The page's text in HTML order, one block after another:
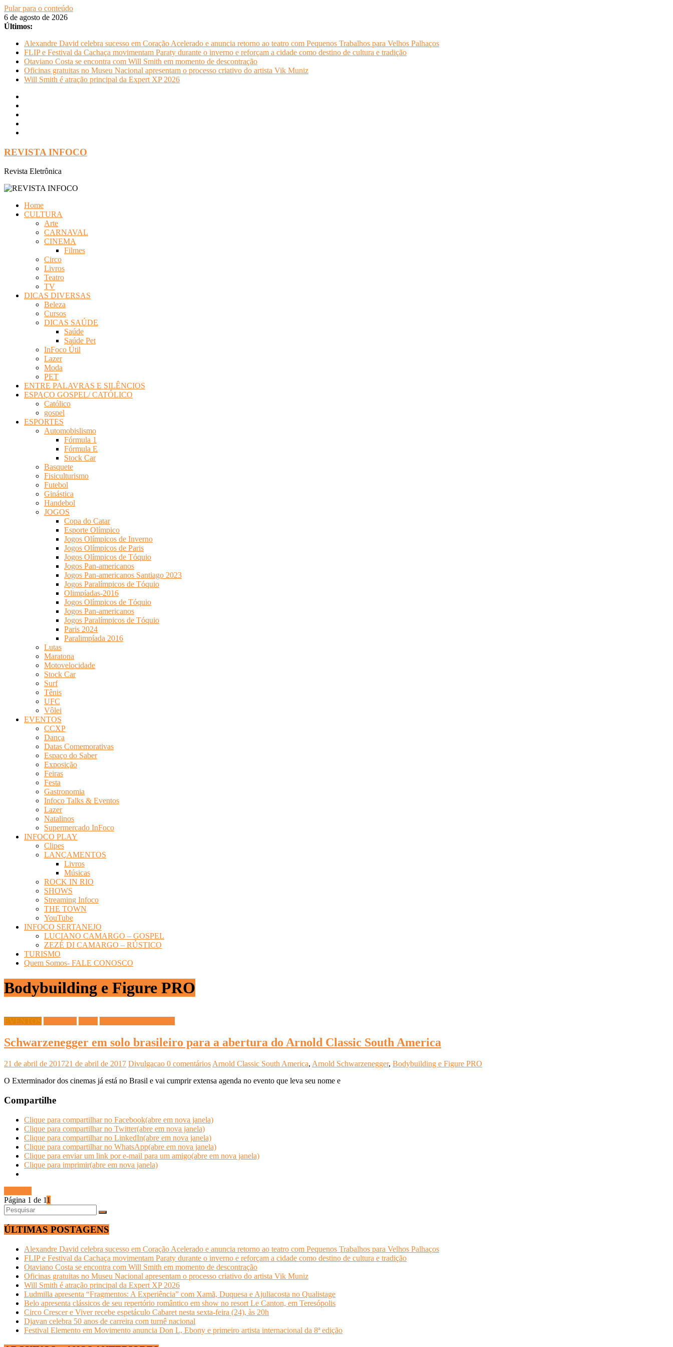
Pular para o conteúdo
6 de agosto de 2026
Últimos:
Alexandre David celebra sucesso em Coração Acelerado e anuncia retorno ao teatro com Pequenos Trabalhos para Velhos Palhaços
FLIP e Festival da Cachaça movimentam Paraty durante o inverno e reforçam a cidade como destino de cultura e tradição
Otaviano Costa se encontra com Will Smith em momento de descontração
Oficinas gratuitas no Museu Nacional apresentam o processo criativo do artista Vik Muniz
Will Smith é atração principal da Expert XP 2026
REVISTA INFOCO
Revista Eletrônica
Home
CULTURA
Arte
CARNAVAL
CINEMA
Filmes
Circo
Livros
Teatro
TV
DICAS DIVERSAS
Beleza
Cursos
DICAS SAÚDE
Saúde
Saúde Pet
InFoco Útil
Lazer
Moda
PET
ENTRE PALAVRAS E SILÊNCIOS
ESPAÇO GOSPEL/ CATÓLICO
Católico
gospel
ESPORTES
Automobislismo
Fórmula 1
Fórmula E
Stock Car
Basquete
Fisiculturismo
Futebol
Ginástica
Handebol
JOGOS
Copa do Catar
Esporte Olímpico
Jogos Olímpicos de Inverno
Jogos Olímpicos de Paris
Jogos Olímpicos de Tóquio
Jogos Pan-americanos
Jogos Pan-americanos Santiago 2023
Jogos Paralímpicos de Tóquio
Olimpíadas-2016
Jogos Olímpicos de Tóquio
Jogos Pan-americanos
Jogos Paralímpicos de Tóquio
Paris 2024
Paralimpíada 2016
Lutas
Maratona
Motovelocidade
Stock Car
Surf
Tênis
UFC
Vôlei
EVENTOS
CCXP
Dança
Datas Comemorativas
Espaço do Saber
Exposição
Feiras
Festa
Gastronomia
Infoco Talks & Eventos
Lazer
Natalinos
Supermercado InFoco
INFOCO PLAY
Clipes
LANÇAMENTOS
Livros
Músicas
ROCK IN RIO
SHOWS
Streaming Infoco
THE TOWN
YouTube
INFOCO SERTANEJO
LUCIANO CAMARGO – GOSPEL
ZEZÉ DI CAMARGO – RÚSTICO
TURISMO
Quem Somos- FALE CONOSCO
Bodybuilding e Figure PRO
EVENTOS
Schwarzenegger em solo brasileiro para a abertura do Arnold Classic South America
21 de abril de 201721 de abril de 2017 Divulgacao 0 comentários Arnold Classic South America, Arnold Schwarzenegger, Bodybuilding e Figure PRO
O Exterminador dos cinemas já está no Brasil e vai cumprir extensa agenda no evento que leva seu nome e
Compartilhe
Clique para compartilhar no Facebook(abre em nova janela)
Clique para compartilhar no Twitter(abre em nova janela)
Clique para compartilhar no LinkedIn(abre em nova janela)
Clique para compartilhar no WhatsApp(abre em nova janela)
Clique para enviar um link por e-mail para um amigo(abre em nova janela)
Clique para imprimir(abre em nova janela)
Página 1 de 11
ÚLTIMAS POSTAGENS
Alexandre David celebra sucesso em Coração Acelerado e anuncia retorno ao teatro com Pequenos Trabalhos para Velhos Palhaços
FLIP e Festival da Cachaça movimentam Paraty durante o inverno e reforçam a cidade como destino de cultura e tradição
Otaviano Costa se encontra com Will Smith em momento de descontração
Oficinas gratuitas no Museu Nacional apresentam o processo criativo do artista Vik Muniz
Will Smith é atração principal da Expert XP 2026
Ludmilla apresenta “Fragmentos: A Experiência” com Xamã, Duquesa e Ajuliacosta no Qualistage
Belo apresenta clássicos de seu repertório romântico em show no resort Le Canton, em Teresópolis
Circo Crescer e Viver recebe espetáculo Cabaret nesta sexta-feira (24), às 20h
Djavan celebra 50 anos de carreira com turnê nacional
Festival Elemento em Movimento anuncia Don L, Ebony e primeiro artista internacional da 8ª edição